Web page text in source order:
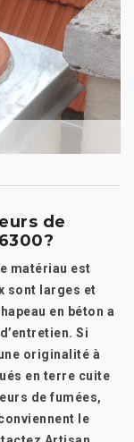
de
matériau est
sont larges et
en béton a
Si
originalité à
en terre cuite
de fumées,
le